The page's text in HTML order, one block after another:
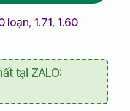
loạn,1.71,1.60
tại ZALO: